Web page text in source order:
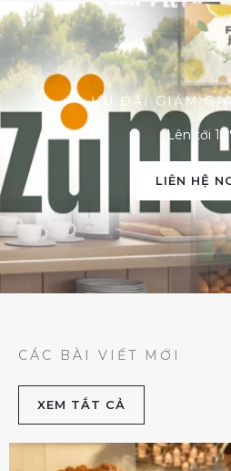
ƯU ĐÃI GIẢM
Lên tới
LIÊN HỆ
CÁC BÀI VIẾT MỚI
XEM TẮT CẢ